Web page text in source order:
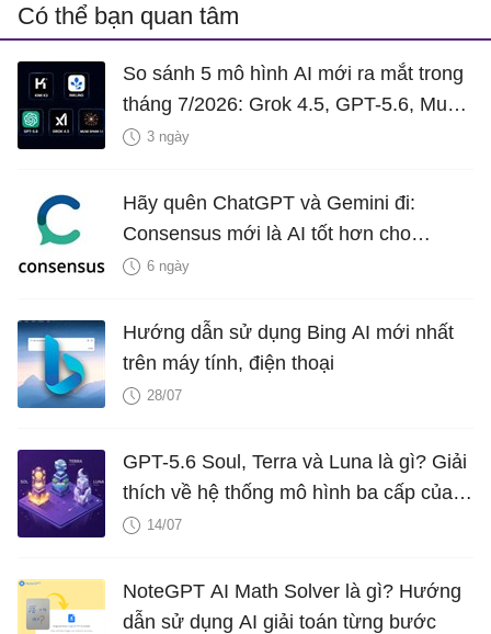
Có thể bạn quan tâm
So sánh 5 mô hình AI mới ra mắt trong
tháng 7/2026: Grok 4.5, GPT-5.6, Muse
Spark 1.1, Inkling và Kimi K3
3 ngày
Hãy quên ChatGPT và Gemini đi:
Consensus mới là AI tốt hơn cho
nghiên cứu!
6 ngày
Hướng dẫn sử dụng Bing AI mới nhất
trên máy tính, điện thoại
28/07
GPT-5.6 Soul, Terra và Luna là gì? Giải
thích về hệ thống mô hình ba cấp của
OpenAI
14/07
NoteGPT AI Math Solver là gì? Hướng
dẫn sử dụng AI giải toán từng bước